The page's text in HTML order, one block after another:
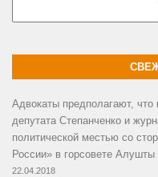
Адвокаты предполагают, что
депутата Степанченко и
политической местью со
России» в горсовете
22.04.2018